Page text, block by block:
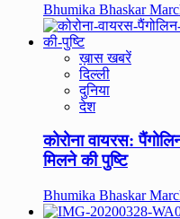
Bhumika Bhaskar
ख़ास खबरें
दिल्ली
दुनिया
देश
कोरोना वायरस:
मिलने की पुष्टि
Bhumika Bhaskar